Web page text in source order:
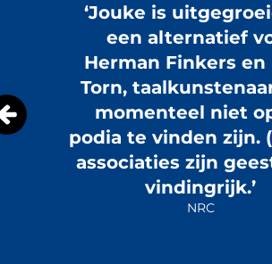
‘Jouke is
een alternatief
Herman Finkers en
Torn,
momenteel niet
podia te vinden zijn.
associaties zijn
vindingrijk.’
NRC